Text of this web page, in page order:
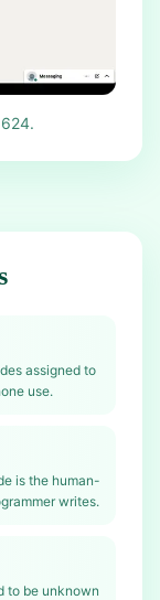
assigned to
use.
is the human-
writes.
to be unknown